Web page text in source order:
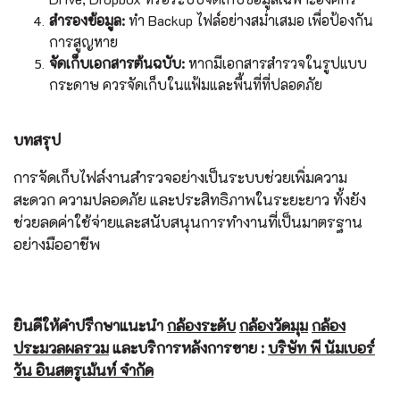
สำรองข้อมูล:ทำ Backup ไฟล์อย่างสม่ำเสมอ เพื่อป้องกัน
การสูญหาย
จัดเก็บเอกสารต้นฉบับ:หากมีเอกสารสำรวจในรูปแบบ
กระดาษ ควรจัดเก็บในแฟ้มและพื้นที่ที่ปลอดภัย
บทสรุป
การจัดเก็บไฟล์งานสำรวจอย่างเป็นระบบช่วยเพิ่มความ
สะดวก ความปลอดภัย และประสิทธิภาพในระยะยาว ทั้งยัง
ช่วยลดค่าใช้จ่ายและสนับสนุนการทำงานที่เป็นมาตรฐาน
อย่างมืออาชีพ
ยินดีให้คำปรึกษาแนะนำกล้องระดับกล้องวัดมุมกล้อง
ประมวลผลรวมและบริการหลังการขาย :บริษัท พี นัมเบอร์
วัน อินสตรูเม้นท์ จำกัด